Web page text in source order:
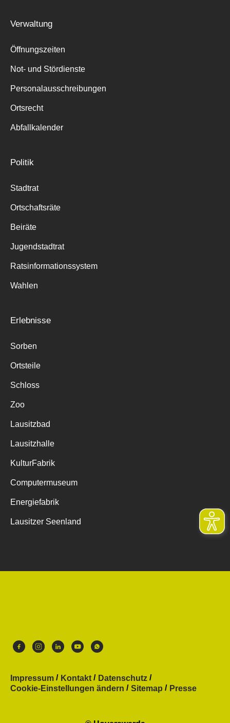
Verwaltung
Öffnungszeiten
Not- und Stördienste
Personalausschreibungen
Ortsrecht
Abfallkalender
Politik
Stadtrat
Ortschaftsräte
Beiräte
Jugendstadtrat
Ratsinformationssystem
Wahlen
Erlebnisse
Sorben
Ortsteile
Schloss
Zoo
Lausitzbad
Lausitzhalle
KulturFabrik
Computermuseum
Energiefabrik
Lausitzer Seenland
Impressum Kontakt
Datenschutz
Cookie-Einstellungen ändern
Sitemap Presse